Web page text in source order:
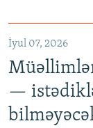
İyul 07, 2026
—